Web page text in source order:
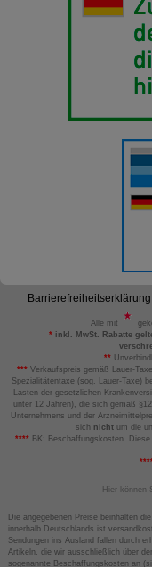
Barrierefreiheitserklärung
Alle mit
*inkl. MwSt. Rabatte
**
*** Verkaufspreis gemäß Lauer-
Spezialitätentaxe (sog. Lauer-Taxe)
Lasten der gesetzlichen
unter 12 Jahren), die sich gemäß
Unternehmens und der
sich nicht um die
****BK: Beschaffungskosten.
Hier können
Die angegebenen Preise beinhalten
innerhalb Deutschlands ist
Sendungen ins Ausland fallen durch
Artikeln, die wir ausschließlich über
sogenannte Beschaffungskosten an